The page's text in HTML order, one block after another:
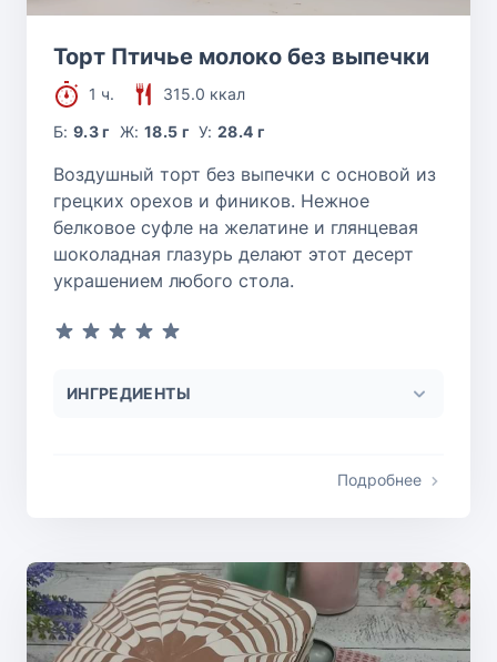
Торт Птичье молоко без выпечки
1 ч.
315.0 ккал
Б:9.3 г Ж: 18.5 г У:28.4 г
Воздушный торт без выпечки с основой из
грецких орехов и фиников. Нежное
белковое суфле на желатине и глянцевая
шоколадная глазурь делают этот десерт
украшением любого стола.
ИНГРЕДИЕНТЫ
Подробнее